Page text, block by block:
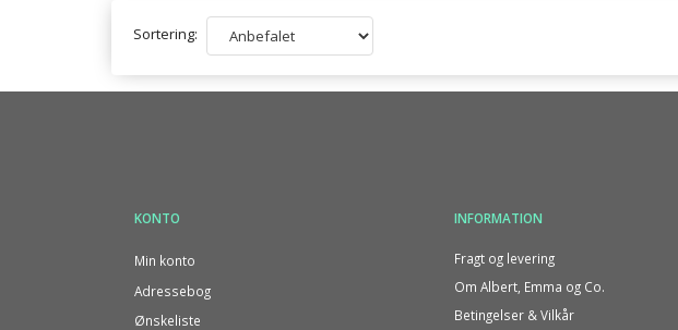
Sortering:
KONTO
Min konto
Adressebog
Ønskeliste
INFORMATION
Fragt og levering
Om Albert, Emma og Co.
Betingelser & Vilkår